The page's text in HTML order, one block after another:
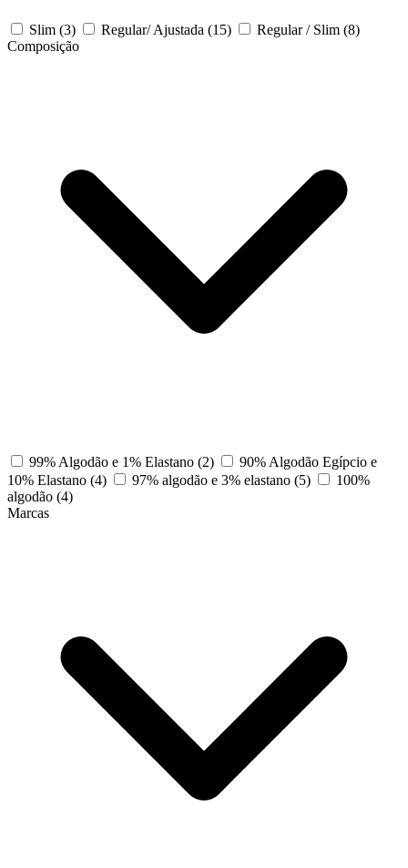
Slim (3) Regular/ Ajustada (15) Regular / Slim (8)
Composição
99% Algodão e 1% Elastano (2)
90% Algodão Egípcio e
10% Elastano (4) 97% algodão e 3% elastano (5)
100%
algodão (4)
Marcas